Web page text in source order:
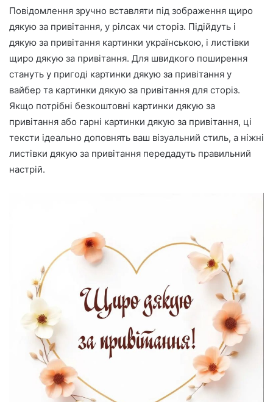
Повідомлення зручно вставляти під зображення щиро
дякую за привітання, у рілсах чи сторіз. Підійдуть і
дякую за привітання картинки українською, і листівки
щиро дякую за привітання. Для швидкого поширення
стануть у пригоді картинки дякую за привітання у
вайбер та картинки дякую за привітання для сторіз.
Якщо потрібні безкоштовні картинки дякую за
привітання або гарні картинки дякую за привітання, ці
тексти ідеально доповнять ваш візуальний стиль, а ніжні
листівки дякую за привітання передадуть правильний
настрій.